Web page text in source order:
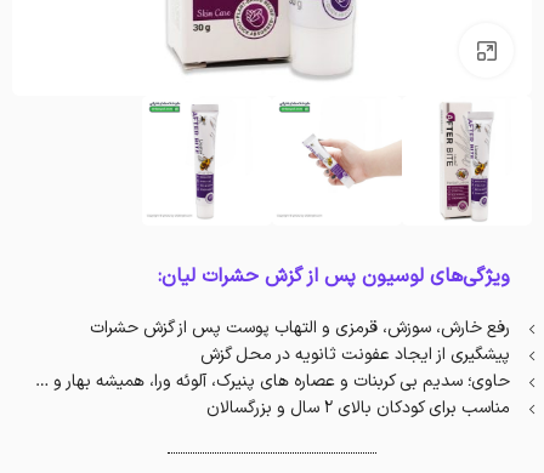
ویژگی‌های لوسیون پس از گزش حشرات لیان:
رفع خارش، سوزش، قرمزی و التهاب پوست پس از گزش حشرات
پیشگیری از ایجاد عفونت ثانویه در محل گزش
حاوی؛ سدیم بی کربنات و عصاره‌ های پنیرک، آلوئه ورا، همیشه بهار و …
مناسب برای کودکان بالای 2 سال و بزرگسالان